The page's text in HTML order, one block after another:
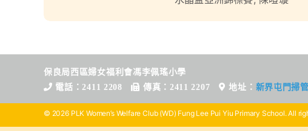
保良局西區婦女福利會馮李佩瑤小學
電話：2411 2208
傳真：2411 2207 地址： 新界屯門掃
© 2026 PLK Women’s Welfare Club (WD) Fung Lee Pui Yiu Primary School. All